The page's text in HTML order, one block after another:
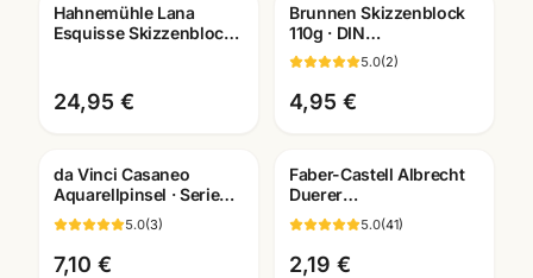
Hahnemühle Lana
Esquisse Skizzenblock
Mannheim
24,95 €
Brunnen Skizzenblock
110g · DIN
A2/A3/A4/A5/A6
wählbar ·
Künstlerbedarf
Mannheim
5.0(2)
4,95 €
da Vinci Casaneo
Aquarellpinsel · Serie
5598/5898/498 ·
Künstlerbedarf
Mannheim
5.0(3)
7,10 €
Faber-Castell Albrecht
Duerer
Kuenstlerfarbstift ·
Einzelstift alle Farben ·
Mannheim
5.0(41)
2,19 €